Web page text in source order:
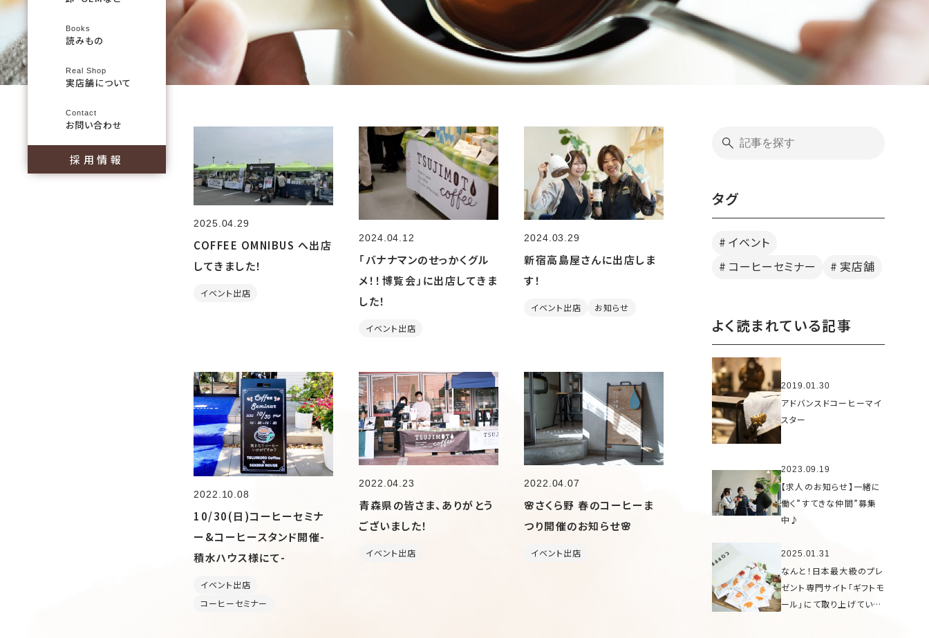
Books
読みもの
Real Shop
実店舗について
Contact
お問い合わせ
採用情報
2025.04.29
COFFEE OMNIBUS へ出店
してきました！
イベント出店
2024.04.12
「バナナマンのせっかくグル
メ！！博覧会」に出店してきま
した！
イベント出店
2024.03.29
新宿高島屋さんに出店しま
す！
イベント出店 お知らせ
2022.10.08
10/30(日)コーヒーセミナ
ー&コーヒースタンド開催-
積水ハウス様にて-
イベント出店
コーヒーセミナー
2022.04.23
青森県の皆さま、ありがとう
ございました！
イベント出店
2022.04.07
🌸さくら野 春のコーヒーま
つり開催のお知らせ🌸
イベント出店
タグ
イベント
コーヒーセミナー
実店舗
よく読まれている記事
2019.01.30
アドバンスドコーヒーマイ
スター
2023.09.19
【求人のお知らせ】一緒に
働く”すてきな仲間”募集
中♪
2025.01.31
なんと！日本最大級のプレ
ゼント専門サイト「ギフトモ
ール」にて取り上げていた